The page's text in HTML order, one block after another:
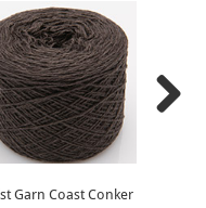
Garn Coast Conker